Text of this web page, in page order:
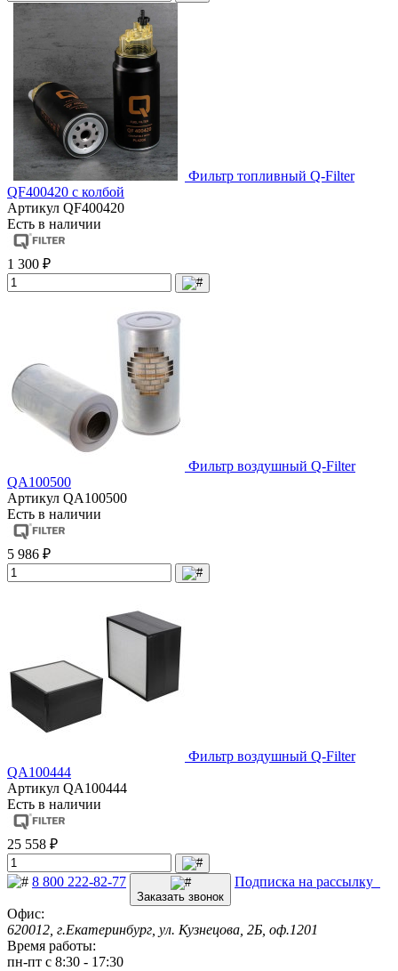
Фильтр топливный Q-Filter
QF400420 с колбой
Артикул QF400420
Есть в наличии
1 300 ₽
Фильтр воздушный Q-Filter
QA100500
Артикул QA100500
Есть в наличии
5 986 ₽
Фильтр воздушный Q-Filter
QA100444
Артикул QA100444
Есть в наличии
25 558 ₽
8 800 222-82-77
Заказать звонок
Подписка на рассылку
Офис:
620012, г.Екатеринбург, ул. Кузнецова, 2Б, оф.1201
Время работы:
пн-пт с 8:30 - 17:30